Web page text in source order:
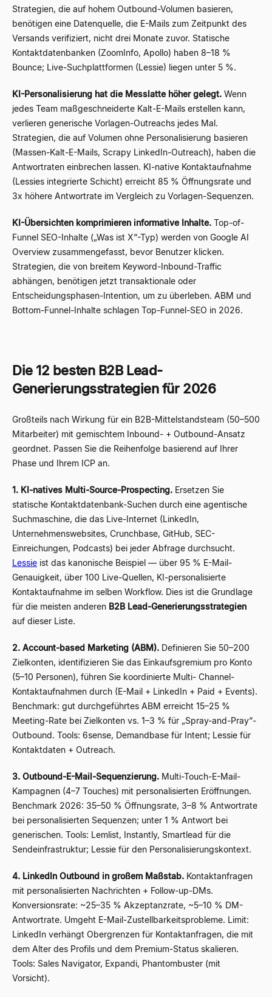
Strategien, die auf hohem Outbound-Volumen basieren,
benötigen eine Datenquelle, die E-Mails zum Zeitpunkt des
Versands verifiziert, nicht drei Monate zuvor. Statische
Kontaktdatenbanken (ZoomInfo, Apollo) haben 8–18 %
Bounce; Live-Suchplattformen (Lessie) liegen unter 5 %.
KI-Personalisierung hat die Messlatte höher gelegt. Wenn
jedes Team maßgeschneiderte Kalt-E-Mails erstellen kann,
verlieren generische Vorlagen-Outreachs jedes Mal.
Strategien, die auf Volumen ohne Personalisierung basieren
(Massen-Kalt-E-Mails, Scrapy LinkedIn-Outreach), haben die
Antwortraten einbrechen lassen. KI-native Kontaktaufnahme
(Lessies integrierte Schicht) erreicht 85 % Öffnungsrate und
3x höhere Antwortrate im Vergleich zu Vorlagen-Sequenzen.
KI-Übersichten komprimieren informative Inhalte. Top-of-
Funnel SEO-Inhalte („Was ist X“-Typ) werden von Google AI
Overview zusammengefasst, bevor Benutzer klicken.
Strategien, die von breitem Keyword-Inbound-Traffic
abhängen, benötigen jetzt transaktionale oder
Entscheidungsphasen-Intention, um zu überleben. ABM und
Bottom-Funnel-Inhalte schlagen Top-Funnel-SEO in 2026.
Die 12 besten B2B Lead-
Generierungsstrategien für 2026
Großteils nach Wirkung für ein B2B-Mittelstandsteam (50–500
Mitarbeiter) mit gemischtem Inbound- + Outbound-Ansatz
geordnet. Passen Sie die Reihenfolge basierend auf Ihrer
Phase und Ihrem ICP an.
1. KI-natives Multi-Source-Prospecting. Ersetzen Sie
statische Kontaktdatenbank-Suchen durch eine agentische
Suchmaschine, die das Live-Internet (LinkedIn,
Unternehmenswebsites, Crunchbase, GitHub, SEC-
Einreichungen, Podcasts) bei jeder Abfrage durchsucht.
Lessie ist das kanonische Beispiel — über 95 % E-Mail-
Genauigkeit, über 100 Live-Quellen, KI-personalisierte
Kontaktaufnahme im selben Workflow. Dies ist die Grundlage
für die meisten anderen B2B Lead-Generierungsstrategien
auf dieser Liste.
2. Account-based Marketing (ABM). Definieren Sie 50–200
Zielkonten, identifizieren Sie das Einkaufsgremium pro Konto
(5–10 Personen), führen Sie koordinierte Multi- Channel-
Kontaktaufnahmen durch (E-Mail + LinkedIn + Paid + Events).
Benchmark: gut durchgeführtes ABM erreicht 15–25 %
Meeting-Rate bei Zielkonten vs. 1–3 % für „Spray-and-Pray“-
Outbound. Tools: 6sense, Demandbase für Intent; Lessie für
Kontaktdaten + Outreach.
3. Outbound-E-Mail-Sequenzierung. Multi-Touch-E-Mail-
Kampagnen (4–7 Touches) mit personalisierten Eröffnungen.
Benchmark 2026: 35–50 % Öffnungsrate, 3–8 % Antwortrate
bei personalisierten Sequenzen; unter 1 % Antwort bei
generischen. Tools: Lemlist, Instantly, Smartlead für die
Sendeinfrastruktur; Lessie für den Personalisierungskontext.
4. LinkedIn Outbound in großem Maßstab. Kontaktanfragen
mit personalisierten Nachrichten + Follow-up-DMs.
Konversionsrate: ~25–35 % Akzeptanzrate, ~5–10 % DM-
Antwortrate. Umgeht E-Mail-Zustellbarkeitsprobleme. Limit:
LinkedIn verhängt Obergrenzen für Kontaktanfragen, die mit
dem Alter des Profils und dem Premium-Status skalieren.
Tools: Sales Navigator, Expandi, Phantombuster (mit
Vorsicht).